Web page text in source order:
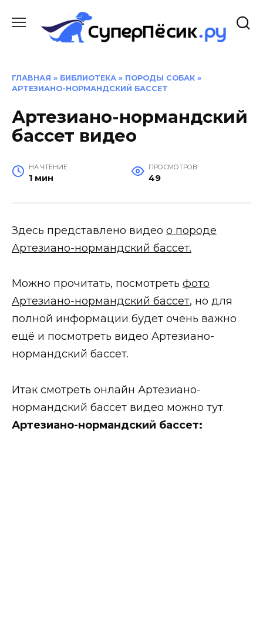
содержанию
ГЛАВНАЯ » БИБЛИОТЕКА » ПОРОДЫ СОБАК »
АРТЕЗИАНО-НОРМАНДСКИЙ БАССЕТ
Артезиано-нормандский
бассет видео
НА ЧТЕНИЕ
1 мин
ПРОСМОТРОВ
49
Здесь представлено видео о породе
Артезиано-нормандский бассет.
Можно прочитать, посмотреть фото
Артезиано-нормандский бассет, но для
полной информации будет очень важно
ещё и посмотреть видео Артезиано-
нормандский бассет.
Итак смотреть онлайн Артезиано-
нормандский бассет видео можно тут.
Артезиано-нормандский бассет: